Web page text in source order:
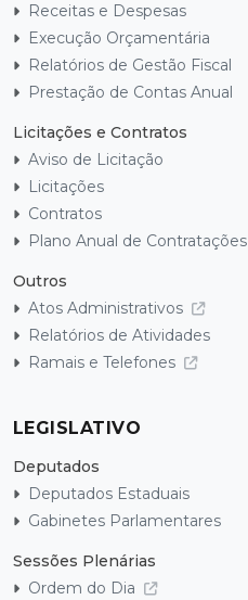
Receitas e Despesas
Execução Orçamentária
Relatórios de Gestão Fiscal
Prestação de Contas Anual
Licitações e Contratos
Aviso de Licitação
Licitações
Contratos
Plano Anual de Contratações
Outros
Atos Administrativos
Relatórios de Atividades
Ramais e Telefones
LEGISLATIVO
Deputados
Deputados Estaduais
Gabinetes Parlamentares
Sessões Plenárias
Ordem do Dia